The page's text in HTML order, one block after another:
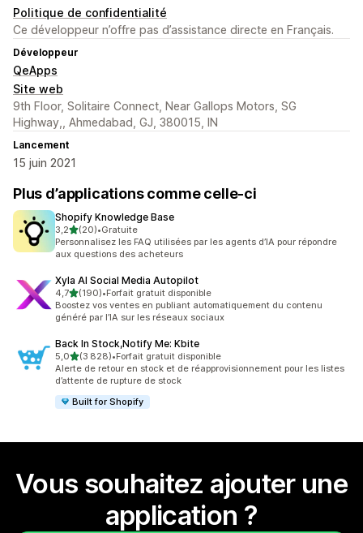
Politique de confidentialité
Ce développeur n’offre pas d’assistance directe en Français.
Développeur
QeApps
Site web
9th Floor, Solitaire Connect, Near Gallops Motors, SG
Highway,, Ahmedabad, GJ, 380015, IN
Lancement
15 juin 2021
Plus d’applications comme celle-ci
Shopify Knowledge Base
3,2étoile(s) sur 5
(20)
20 avis au total
•Gratuite
Personnalisez les FAQ utilisées par les agents d’IA pour répondre
aux questions des acheteurs
Xyla AI Social Media Autopilot
4,7étoile(s) sur 5
(190)
190 avis au total
•Forfait gratuit disponible
Boostez vos ventes en publiant automatiquement du contenu
généré par l’IA sur les réseaux sociaux
Back In Stock,Notify Me: Kbite
5,0étoile(s) sur 5
(3 828)
3828 avis au total
•Forfait gratuit disponible
Alerte de retour en stock et de réapprovisionnement pour les listes
d’attente de rupture de stock
Built for Shopify
Vous souhaitez ajouter une
application ?